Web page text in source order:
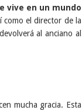
vive en un mundo
como el director de la
al anciano al
mucha gracia. Esta